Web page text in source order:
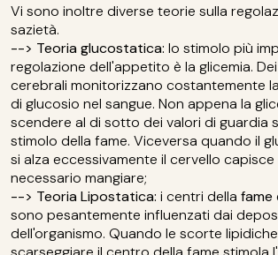
Vi sono inoltre diverse teorie sulla
sazietà.
--> Teoria glucostatica: lo stimolo più
regolazione dell'appetito è la glicemia.
cerebrali monitorizzano costantemente
di glucosio nel sangue. Non appena la
scendere al di sotto dei valori di guardia
stimolo della fame. Viceversa quando il
si alza eccessivamente il cervello
necessario mangiare;
--> Teoria Lipostatica: i centri della fame
sono pesantemente influenzati dai
dell'organismo. Quando le scorte